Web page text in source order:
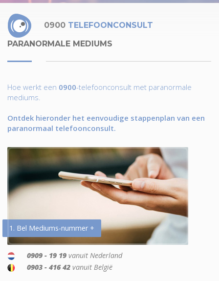
0900 TELEFOONCONSULT
PARANORMALE MEDIUMS
Hoe werkt een 0900-telefoonconsult met paranormale
mediums.
Ontdek hieronder het eenvoudige stappenplan van een
paranormaal telefoonconsult.
1. Bel Mediums-nummer +
0909 - 19 19 vanuit Nederland
0903 - 416 42 vanuit België